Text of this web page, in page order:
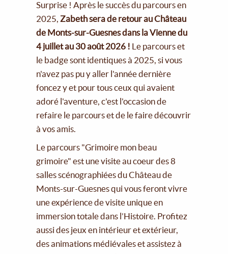
Surprise ! Après le succès du parcours en
2025, Zabeth sera de retour au Château
de Monts-sur-Guesnes dans la Vienne du
4 juillet au 30 août 2026 ! Le parcours et
le badge sont identiques à 2025, si vous
n'avez pas pu y aller l'année dernière
foncez y et pour tous ceux qui avaient
adoré l'aventure, c'est l'occasion de
refaire le parcours et de le faire découvrir
à vos amis.
Le parcours "Grimoire mon beau
grimoire" est une visite au coeur des 8
salles scénographiées du Château de
Monts-sur-Guesnes qui vous feront vivre
une expérience de visite unique en
immersion totale dans l’Histoire. Profitez
aussi des jeux en intérieur et extérieur,
des animations médiévales et assistez à